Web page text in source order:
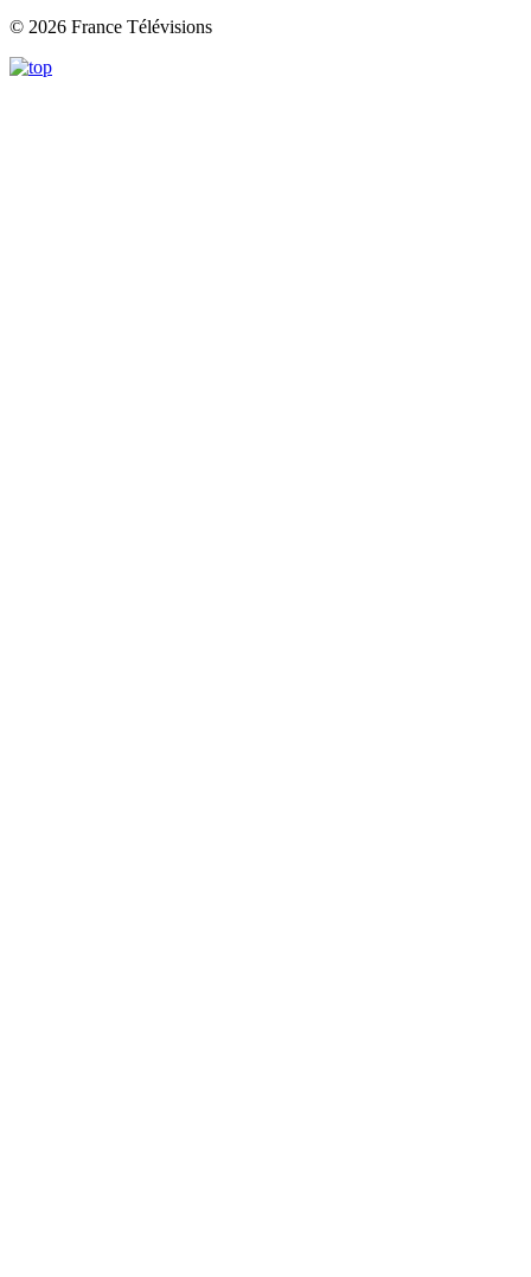
© 2026 France Télévisions